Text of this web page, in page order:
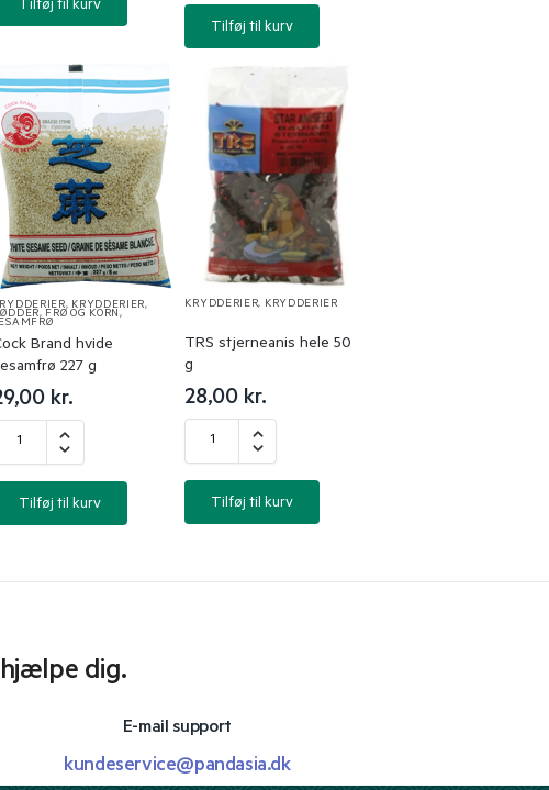
Tilføj til kurv
Tilføj til kurv
, KRYDDERIER,
FRØ OG KORN,
Brand hvide
227 g
kr.
Tilføj til kurv
KRYDDERIER, KRYDDERIER
TRS stjerneanis hele 50
g
28,00 kr.
Tilføj til kurv
dig.
E-mail support
kundeservice@pandasia.dk